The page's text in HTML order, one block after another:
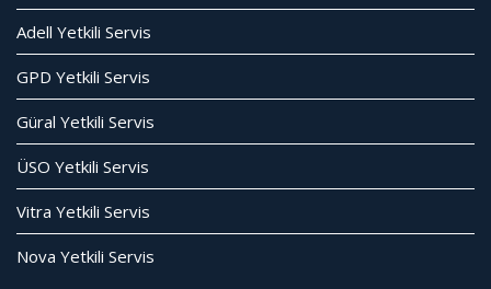
Adell Yetkili Servis
GPD Yetkili Servis
Güral Yetkili Servis
ÜSO Yetkili Servis
Vitra Yetkili Servis
Nova Yetkili Servis